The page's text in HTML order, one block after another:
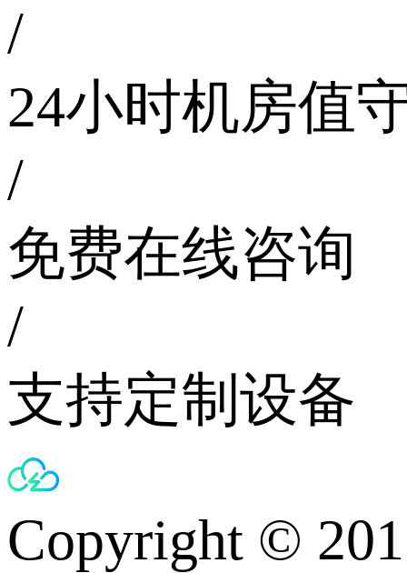
/
24小时机房值
/
免费在线咨询
/
支持定制设备
Copyright ©